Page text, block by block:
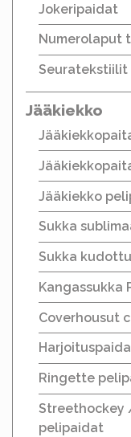
Jokeripaidat
Numerolaput
Seuratekstiilit
Jääkiekko
Jääkiekko
Sukka
Sukka
Kangassukka
Coverhousut
Ringette
Streethockey
pelipaidat